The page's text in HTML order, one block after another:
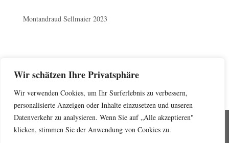
Wir schätzen Ihre Privatsphäre
Wir verwenden Cookies, um Ihr Surferlebnis zu verbessern,
personalisierte Anzeigen oder Inhalte einzusetzen und unseren
Datenverkehr zu analysieren. Wenn Sie auf „Alle akzeptieren"
klicken, stimmen Sie der Anwendung von Cookies zu.
Montandraud Sellmaier 2023
Datenschutz
Impressum
Kontakt
AGB